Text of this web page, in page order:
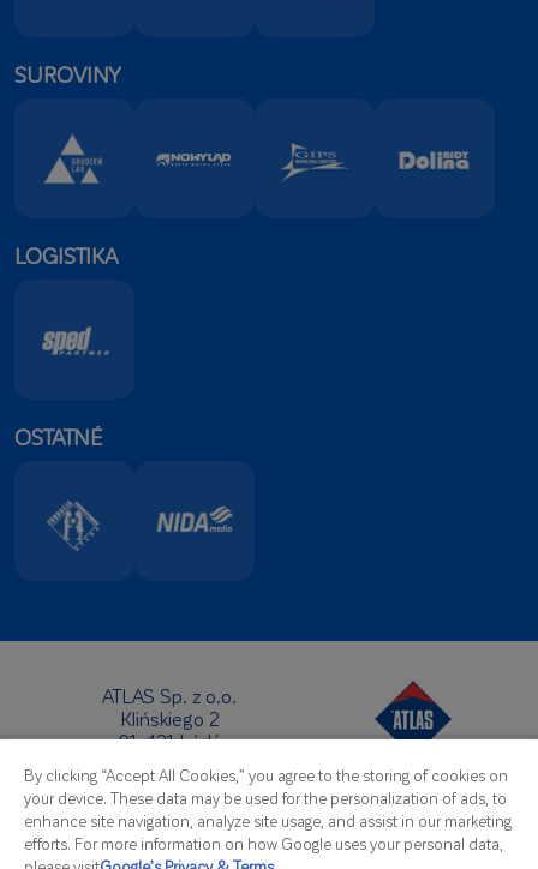
SUROVINY
LOGISTIKA
OSTATNÉ
ATLAS Sp. z o.o.
Klińskiego 2
91-421 Łódź
Sídlo:
Telefón:+48 42 631 88 00
Fax: +48 42 631 88 88
E-Mail: atlas@atlas.com.pl
By clicking “Accept All Cookies,” you agree to the storing of cookies on
your device. These data may be used for the personalization of ads, to
enhance site navigation, analyze site usage, and assist in our marketing
efforts. For more information on how Google uses your personal data,